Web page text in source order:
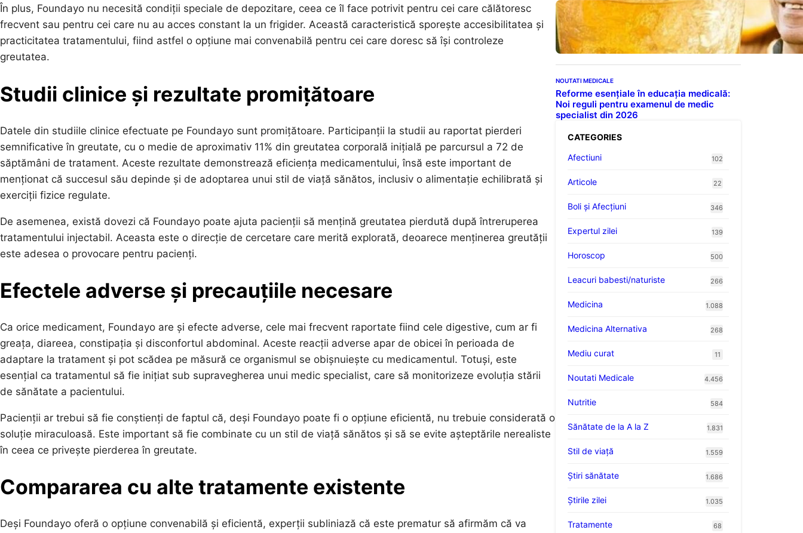
În plus, Foundayo nu necesită condiții speciale de depozitare, ceea ce îl face potrivit pentru cei care călătoresc
frecvent sau pentru cei care nu au acces constant la un frigider. Această caracteristică sporește accesibilitatea și
practicitatea tratamentului, fiind astfel o opțiune mai convenabilă pentru cei care doresc să își controleze
greutatea.
Studii clinice și rezultate promițătoare
Datele din studiile clinice efectuate pe Foundayo sunt promițătoare. Participanții la studii au raportat pierderi
semnificative în greutate, cu o medie de aproximativ 11% din greutatea corporală inițială pe parcursul a 72 de
săptămâni de tratament. Aceste rezultate demonstrează eficiența medicamentului, însă este important de
menționat că succesul său depinde și de adoptarea unui stil de viață sănătos, inclusiv o alimentație echilibrată și
exerciții fizice regulate.
De asemenea, există dovezi că Foundayo poate ajuta pacienții să mențină greutatea pierdută după întreruperea
tratamentului injectabil. Aceasta este o direcție de cercetare care merită explorată, deoarece menținerea greutății
este adesea o provocare pentru pacienți.
Efectele adverse și precauțiile necesare
Ca orice medicament, Foundayo are și efecte adverse, cele mai frecvent raportate fiind cele digestive, cum ar fi
greața, diareea, constipația și disconfortul abdominal. Aceste reacții adverse apar de obicei în perioada de
adaptare la tratament și pot scădea pe măsură ce organismul se obișnuiește cu medicamentul. Totuși, este
esențial ca tratamentul să fie inițiat sub supravegherea unui medic specialist, care să monitorizeze evoluția stării
de sănătate a pacientului.
Pacienții ar trebui să fie conștienți de faptul că, deși Foundayo poate fi o opțiune eficientă, nu trebuie considerată o
soluție miraculoasă. Este important să fie combinate cu un stil de viață sănătos și să se evite așteptările nerealiste
în ceea ce privește pierderea în greutate.
Compararea cu alte tratamente existente
Deși Foundayo oferă o opțiune convenabilă și eficientă, experții subliniază că este prematur să afirmăm că va
Cele cinci băuturi esențiale
pentru menținerea glicemiei
sub control pe timpul nopții:
Ghidul specialistului
NOUTATI MEDICALE
Reforme esențiale în educația medicală:
Noi reguli pentru examenul de medic
specialist din 2026
CATEGORIES
Afectiuni
102
Articole 22
Boli și Afecțiuni 346
Expertul zilei 139
Horoscop 500
Leacuri babesti/naturiste 266
Medicina 1.088
Medicina Alternativa 268
Mediu curat 11
Noutati Medicale 4.456
Nutritie 584
Sănătate de la A la Z 1.831
Stil de viaţă 1.559
Ştiri sănătate 1.686
Știrile zilei 1.035
Tratamente 68